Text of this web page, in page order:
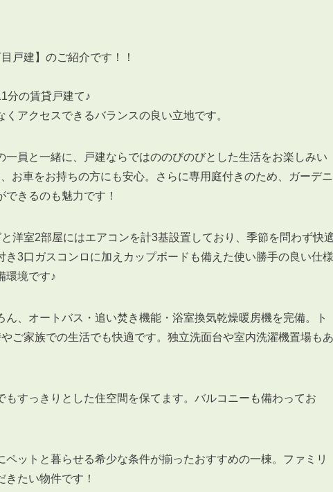
3POINT
仲介会社とのネットワークで情報提供力に自信あり
物件プロモーション＆バリューアップリフォーム
会員登録
賃貸仲介会社様向け物件検索ログイン
お問い合わせ
戸建】のご紹介です！！
分の賃貸戸建て♪
アクセスできるバランスの良い立地です。
員と一緒に、戸建ならではののびのびとした生活をお楽しみい
お車をお持ちの方にも安心。さらに専用庭付きのため、ガーデニ
きるのも魅力です！
洋室2部屋にはエアコンを計3基設置しており、季節を問わず快
3口ガスコンロに加えカップボードも備えた使い勝手の良い仕様
環境です♪
、オートバス・追い焚き機能・浴室換気乾燥暖房機を完備。ト
ご家族での生活でも快適です。独立洗面台や室内洗濯機置場もあ
すっきりとした住空間を保てます。バルコニーも備わってお
ットと暮らせる希少な条件が揃ったおすすめの一棟。ファミリ
たい物件です！